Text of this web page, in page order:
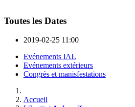
Toutes les Dates
2019-02-25 11:00
Evénements IAL
Evénements extérieurs
Congrès et manisfestations
Accueil